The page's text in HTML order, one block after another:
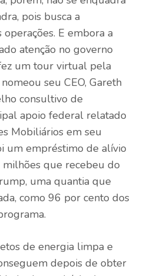
pois busca a
E embora a
atenção no governo
um tour virtual pela
seu CEO, Gareth
consultivo de
apoio federal relatado
Mobiliários em seu
um empréstimo de alívio
que recebeu do
uma quantia que
como 96 por cento dos
de energia limpa e
depois de obter